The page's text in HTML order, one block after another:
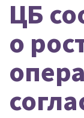
ЦБ
о